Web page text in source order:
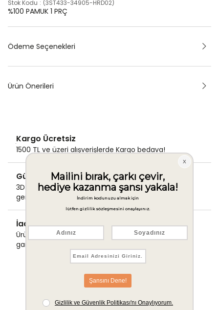
Stok Kodu (3ST433-34905-HRD02)
%100 PAMUK 1 PRÇ
Ödeme Seçenekleri
Ürün Önerileri
Kargo Ücretsiz
1500 TL ve üzeri alışverişlerde Kargo bedava!
Güvenli Ödeme
3D Secure ile güvenli ödemenizi
gerçekleştirin.
İade & Değişim Garantisi
Ürünlerinizde sorunsuz iade ve değişim
garantisi.